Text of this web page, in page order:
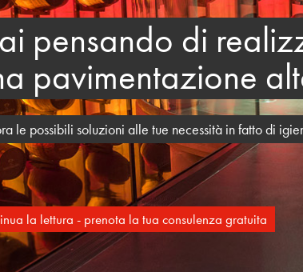
pensando di
pavimentazione
le possibili soluzioni alle tue necessità in fatto di
la lettura - prenota la tua consulenza gratuita